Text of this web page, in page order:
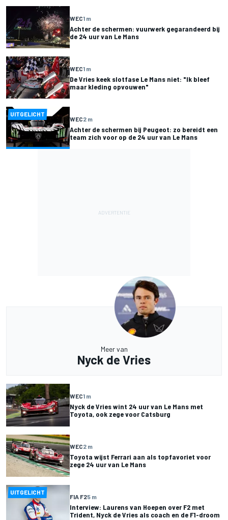
WEC1 m
Achter de schermen: vuurwerk gegarandeerd bij
de 24 uur van Le Mans
WEC1 m
De Vries keek slotfase Le Mans niet: "Ik bleef
maar kleding opvouwen"
UITGELICHT
WEC2 m
Achter de schermen bij Peugeot: zo bereidt een
team zich voor op de 24 uur van Le Mans
Meer van
Nyck de Vries
WEC1 m
Nyck de Vries wint 24 uur van Le Mans met
Toyota, ook zege voor Catsburg
WEC2 m
Toyota wijst Ferrari aan als topfavoriet voor
zege 24 uur van Le Mans
UITGELICHT
FIA F25 m
Interview: Laurens van Hoepen over F2 met
Trident, Nyck de Vries als coach en de F1-droom